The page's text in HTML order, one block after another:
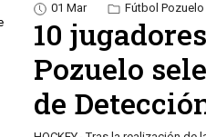
01 Mar Fútbol Pozuelo
10
Pozuelo
de